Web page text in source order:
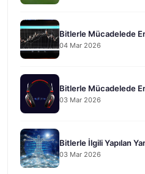
Bitlerle Mücadelede
04 Mar 2026
Bitlerle Mücadelede
03 Mar 2026
Bitlerle İlgili Yapılan
03 Mar 2026